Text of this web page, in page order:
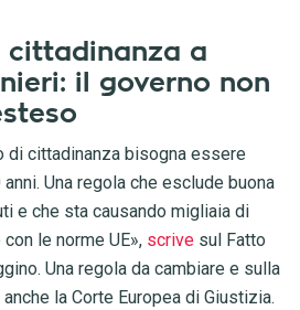
cittadinanza a
il governo non
di cittadinanza bisogna essere
Una regola che esclude buona
e che sta causando migliaia di
le norme UE», scrivesul Fatto
Una regola da cambiare e sulla
la Corte Europea di Giustizia.